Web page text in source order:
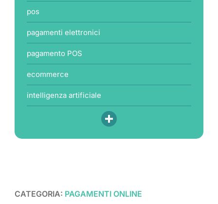
pos
pagamenti elettronici
pagamento POS
ecommerce
intelligenza artificiale
CATEGORIA: PAGAMENTI ONLINE